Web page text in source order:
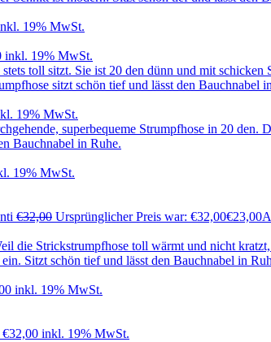
19% MwSt.
inkl. 19% MwSt.
19% MwSt.
19% MwSt.
€32,00 Ursprünglicher Preis war: €32,00€23,00
inkl. 19% MwSt.
€32,00 inkl. 19% MwSt.